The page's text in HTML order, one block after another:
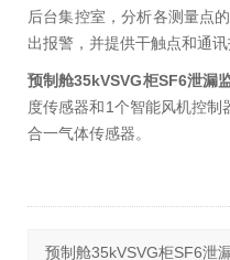
后台集控室，分析各测量点
出报警，并提供干触点和通
预制舱35kVSVG柜SF6泄漏
度传感器和1个智能风机控
合一气体传感器。